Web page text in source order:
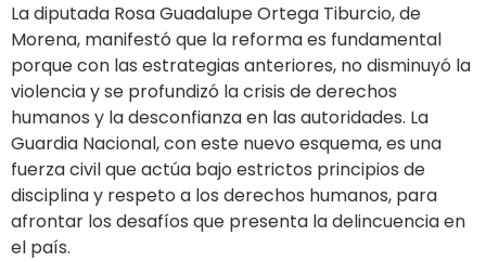
La diputada Rosa Guadalupe Ortega Tiburcio, de
Morena, manifestó que la reforma es fundamental
porque con las estrategias anteriores, no disminuyó la
violencia y se profundizó la crisis de derechos
humanos y la desconfianza en las autoridades. La
Guardia Nacional, con este nuevo esquema, es una
fuerza civil que actúa bajo estrictos principios de
disciplina y respeto a los derechos humanos, para
afrontar los desafíos que presenta la delincuencia en
el país.